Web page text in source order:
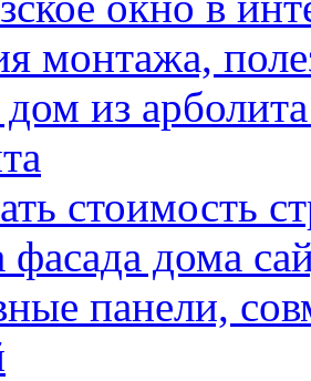
монтажа,
из
стоимость
фасада дома
панели,